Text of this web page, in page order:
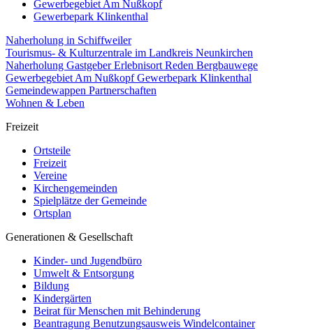
Gewerbegebiet Am Nußkopf
Gewerbepark Klinkenthal
Naherholung in Schiffweiler
Tourismus- & Kulturzentrale im Landkreis Neunkirchen
Naherholung GastgeberErlebnisort Reden Bergbauwege
Gewerbegebiet Am NußkopfGewerbepark Klinkenthal
Gemeindewappen Partnerschaften
Wohnen & Leben
Freizeit
Ortsteile
Freizeit
Vereine
Kirchengemeinden
Spielplätze der Gemeinde
Ortsplan
Generationen & Gesellschaft
Kinder- und Jugendbüro
Umwelt & Entsorgung
Bildung
Kindergärten
Beirat für Menschen mit Behinderung
Beantragung Benutzungsausweis Windelcontainer